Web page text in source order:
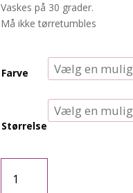
Vaskes på 30 grader.
Må ikke tørretumbles
Farve
Størrelse